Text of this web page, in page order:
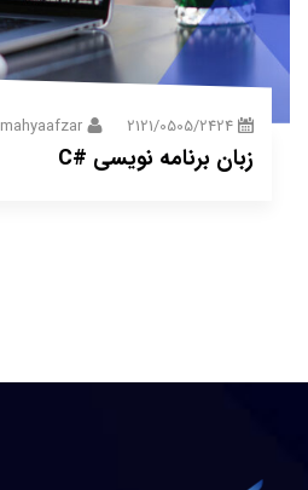
2121/0505/2424
mahyaafzar
زبان برنامه نویسی #C